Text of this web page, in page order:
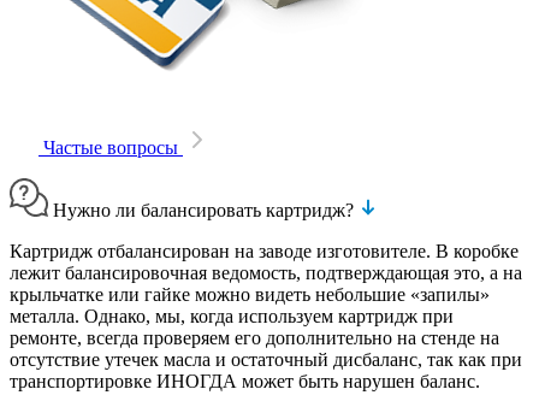
Частые вопросы
Нужно ли балансировать картридж?
Картридж отбалансирован на заводе изготовителе. В коробке
лежит балансировочная ведомость, подтверждающая это, а на
крыльчатке или гайке можно видеть небольшие «запилы»
металла. Однако, мы, когда используем картридж при
ремонте, всегда проверяем его дополнительно на стенде на
отсутствие утечек масла и остаточный дисбаланс, так как при
транспортировке ИНОГДА может быть нарушен баланс.